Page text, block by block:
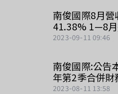
南俊國際8月
41.38% 1—8
2023-09-11 09:46
南俊國際:公告
年第2季合併財
2023-08-11 13:58